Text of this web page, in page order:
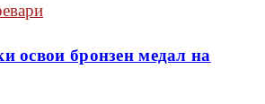
освои бронзен медал на